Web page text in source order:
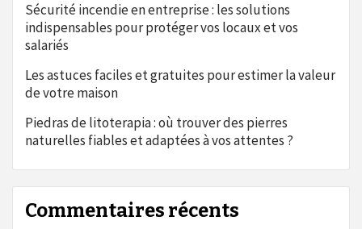
Sécurité incendie en entreprise : les solutions
indispensables pour protéger vos locaux et vos
salariés
Les astuces faciles et gratuites pour estimer la valeur
de votre maison
Piedras de litoterapia : où trouver des pierres
naturelles fiables et adaptées à vos attentes ?
Commentaires récents